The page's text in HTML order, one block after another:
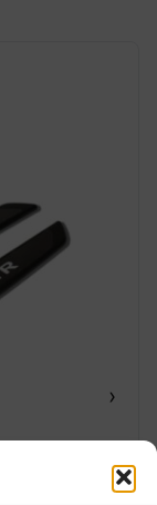
›